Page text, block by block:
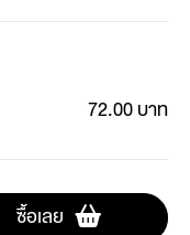
72.00 บาท
ซื้อเลย